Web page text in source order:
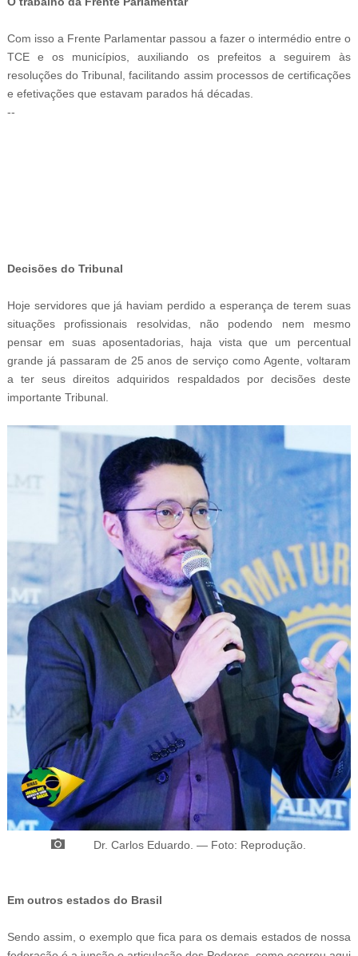
Com isso a Frente Parlamentar passou a fazer o intermédio entre o
TCE e os municípios, auxiliando os prefeitos a seguirem às
resoluções do Tribunal, facilitando assim processos de certificações
e efetivações que estavam parados há décadas.
--
Decisões do Tribunal
Hoje servidores que já haviam perdido a esperança de terem suas
situações profissionais resolvidas, não podendo nem mesmo
pensar em suas aposentadorias, haja vista que um percentual
grande já passaram de 25 anos de serviço como Agente, voltaram
a ter seus direitos adquiridos respaldados por decisões deste
importante Tribunal.
Dr. Carlos Eduardo .— Foto: Reprodução.
Em outros estados do Brasil
Sendo assim, o exemplo que fica para os demais estados de nossa